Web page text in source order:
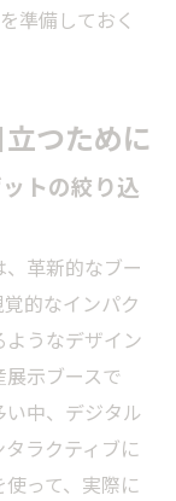
準備しておく
つために
トの絞り込
革新的なブー
的なインパク
ようなデザイン
示ブースで
中、デジタル
ラクティブに
って、実際に